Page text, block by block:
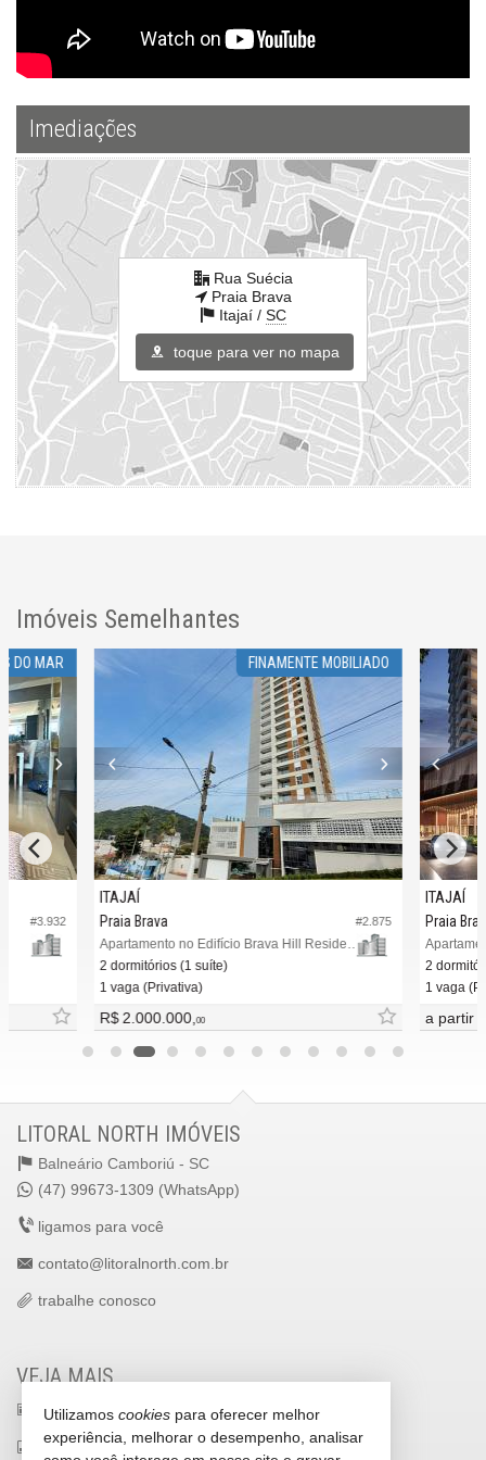
Imediações
Rua Suécia
Praia Brava
Itajaí / SC
toque para ver no mapa
Imóveis Semelhantes
DO MAR
#3.932
FINAMENTE MOBILIADO
#2.875
ITAJAÍ
Praia Brava
Apartamento no Edifício Brava Hill Residence
2 dormitórios (1 suíte)
1 vaga (Privativa)
R$ 2.000.000,00
ITAJAÍ
Praia
2
1 vaga
a partir
LITORAL NORTH IMÓVEIS
Balneário Camboriú - SC
(47) 99673-1309 (WhatsApp)
ligamos para você
contato@litoralnorth.com.br
trabalhe conosco
VEJA MAIS
receba nosso newsletter
indicadores financeiros
Utilizamos cookies para oferecer melhor
experiência, melhorar o desempenho, analisar